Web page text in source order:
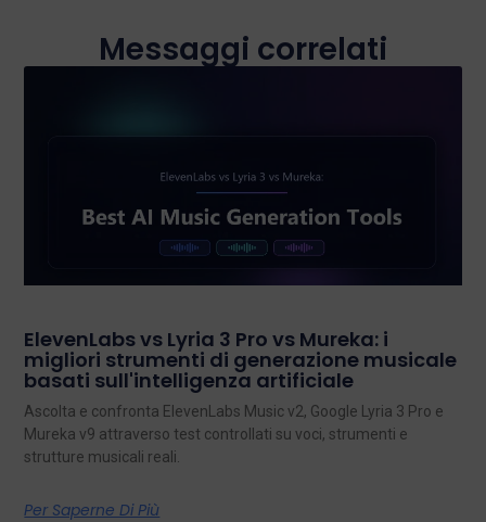
Messaggi correlati
ElevenLabs vs Lyria 3 Pro vs Mureka: i
migliori strumenti di generazione musicale
basati sull'intelligenza artificiale
Ascolta e confronta ElevenLabs Music v2, Google Lyria 3 Pro e
Mureka v9 attraverso test controllati su voci, strumenti e
strutture musicali reali.
Per Saperne Di Più